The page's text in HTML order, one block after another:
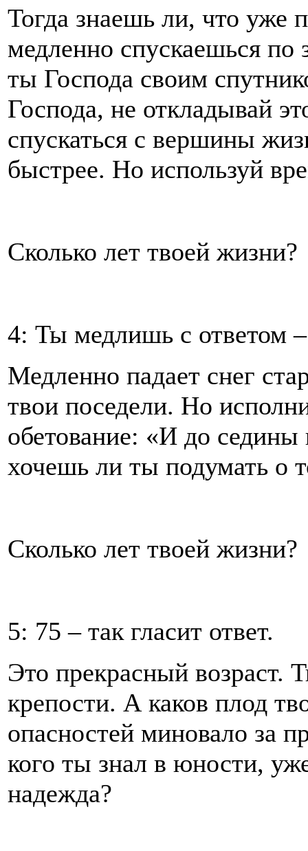
Тогда знаешь ли, что уже
медленно спускаешься по
ты Господа своим
Господа, не откладывай
спускаться с вершины
быстрее. Но используй
Сколько лет твоей жизни?
4: Ты медлишь с ответом
Медленно падает снег
твои поседели. Но
обетование: «И до
хочешь ли ты подумать о
Сколько лет твоей жизни?
5: 75 – так гласит ответ.
Это прекрасный возраст.
крепости. А каков плод
опасностей миновало за
кого ты знал в юности,
надежда?